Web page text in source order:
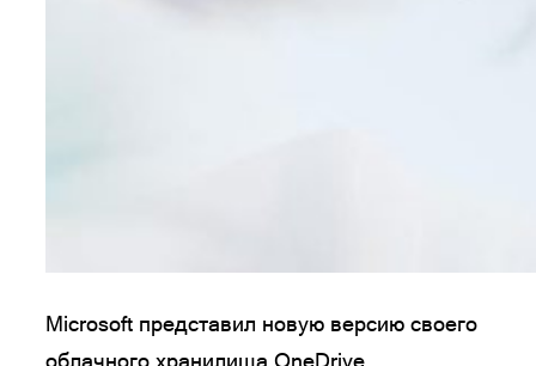
Microsoft представил новую версию своего
облачного хранилища OneDrive